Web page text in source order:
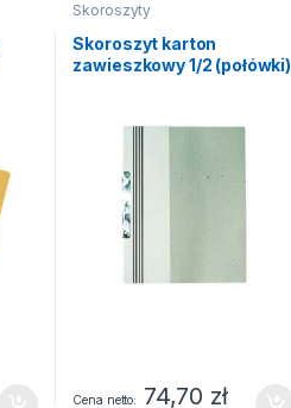
Skoroszyty
Skoroszyt karton
zawieszkowy 1/2 (połówki)
Cena netto 74,70 zł